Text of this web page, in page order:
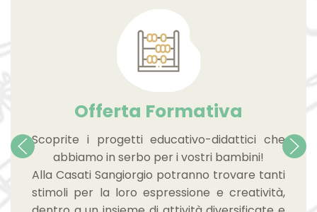
Offerta Formativa
Scoprite i progetti educativo-didattici che
abbiamo in serbo per i vostri bambini!
Alla Casati Sangiorgio potranno trovare tanti
stimoli per la loro espressione e creatività,